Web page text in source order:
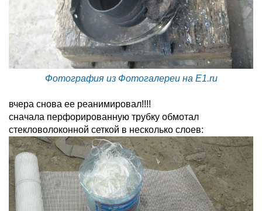
Фотография из Фотогалереи на E1.ru
вчера снова ее реанимировал!!!!
сначала перфорированную трубку обмотал
стекловолоконной сеткой в несколько слоев: